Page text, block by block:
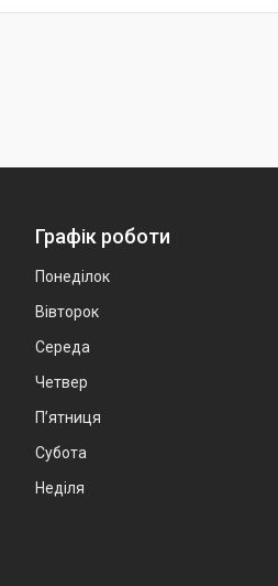
Графік роботи
Понеділок
Вівторок
Середа
Четвер
Пʼятниця
Субота
Неділя